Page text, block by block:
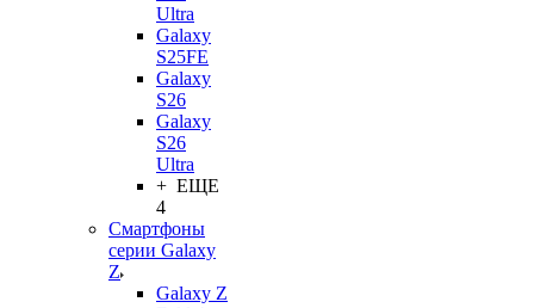
Ultra
Galaxy
S25FE
Galaxy
S26
Galaxy
S26
Ultra
+ ЕЩЕ
4
Смартфоны
серии Galaxy
Z
Galaxy Z